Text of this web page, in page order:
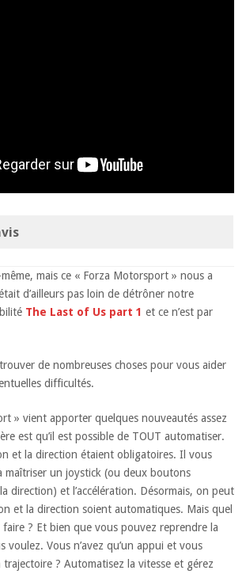
même, mais ce « Forza Motorsport » nous a
d’ailleurs pas loin de détrôner notre
The Last of Us part 1 et ce n’est par
de nombreuses choses pour vous aider
difficultés.
» vient apporter quelques nouveautés assez
est qu’il est possible de TOUT automatiser.
et la direction étaient obligatoires. Il vous
maîtriser un joystick (ou deux boutons
direction) et l’accélération. Désormais, on peut
et la direction soient automatiques. Mais quel
? Et bien que vous pouvez reprendre la
voulez. Vous n’avez qu’un appui et vous
? Automatisez la vitesse et gérez